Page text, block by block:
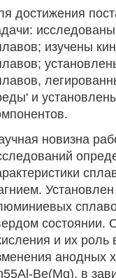
достижения
изучены
и
новизна
состоянии.
и их роль
анодных
Be(Mg), в